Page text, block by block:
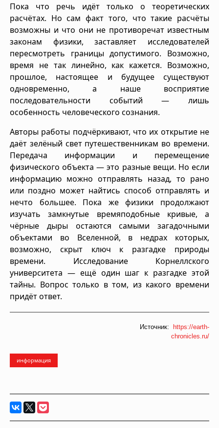
Пока что речь идёт только о теоретических
расчётах. Но сам факт того, что такие расчёты
возможны и что они не противоречат известным
законам физики, заставляет исследователей
пересмотреть границы допустимого. Возможно,
время не так линейно, как кажется. Возможно,
прошлое, настоящее и будущее существуют
одновременно, а наше восприятие
последовательности событий — лишь
особенность человеческого сознания.
Авторы работы подчёркивают, что их открытие не
даёт зелёный свет путешественникам во времени.
Передача информации и перемещение
физического объекта — это разные вещи. Но если
информацию можно отправлять назад, то рано
или поздно может найтись способ отправлять и
нечто большее. Пока же физики продолжают
изучать замкнутые времяподобные кривые, а
чёрные дыры остаются самыми загадочными
объектами во Вселенной, в недрах которых,
возможно, скрыт ключ к разгадке природы
времени. Исследование Корнеллского
университета — ещё один шаг к разгадке этой
тайны. Вопрос только в том, из какого времени
придёт ответ.
Источник: https://earth-
chronicles.ru/
информация